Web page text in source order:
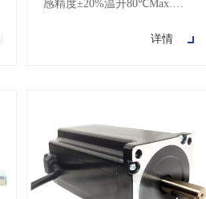
感精度±20%温升80℃Max.环
100MΩMin.500V DC耐压500
详情